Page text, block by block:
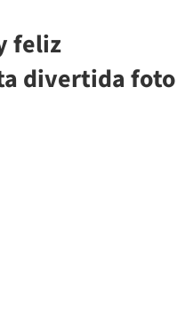
feliz
divertida foto